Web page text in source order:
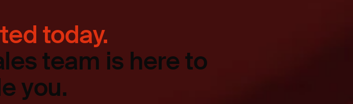
today.
team is here to
you.